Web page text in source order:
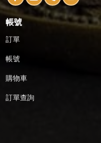
帳號
訂單
帳號
購物車
訂單查詢